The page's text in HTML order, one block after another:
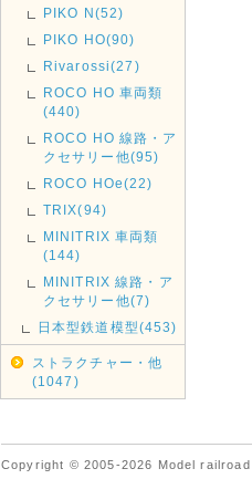
PIKO N(52)
PIKO HO(90)
Rivarossi(27)
ROCO HO 車両類
(440)
ROCO HO 線路・ア
クセサリー他(95)
ROCO HOe(22)
TRIX(94)
MINITRIX 車両類
(144)
MINITRIX 線路・ア
クセサリー他(7)
日本型鉄道模型(453)
ストラクチャー・他
(1047)
Copyright © 2005-2026 Model